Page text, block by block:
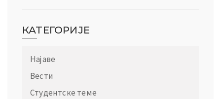
КАТЕГОРИЈЕ
Најаве
Вести
Студентске теме